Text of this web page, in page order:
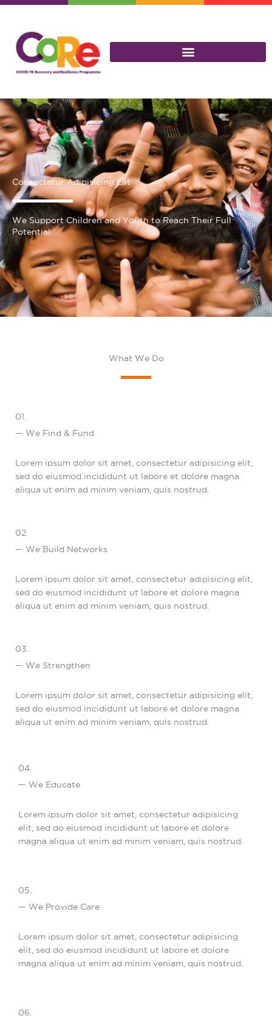
Skip
content
Consectetur Adipisicing Elit
We Support Children and Youth to Reach Their Full
Potential
What We Do
01.
— We Find & Fund
Lorem ipsum dolor sit amet, consectetur adipisicing elit,
sed do eiusmod incididunt ut labore et dolore magna
aliqua ut enim ad minim veniam, quis nostrud.
02.
— We Build Networks
Lorem ipsum dolor sit amet, consectetur adipisicing elit,
sed do eiusmod incididunt ut labore et dolore magna
aliqua ut enim ad minim veniam, quis nostrud.
03.
— We Strengthen
Lorem ipsum dolor sit amet, consectetur adipisicing elit,
sed do eiusmod incididunt ut labore et dolore magna
aliqua ut enim ad minim veniam, quis nostrud.
04.
— We Educate
Lorem ipsum dolor sit amet, consectetur adipisicing
elit, sed do eiusmod incididunt ut labore et dolore
magna aliqua ut enim ad minim veniam, quis nostrud.
05.
— We Provide Care
Lorem ipsum dolor sit amet, consectetur adipisicing
elit, sed do eiusmod incididunt ut labore et dolore
magna aliqua ut enim ad minim veniam, quis nostrud.
06.